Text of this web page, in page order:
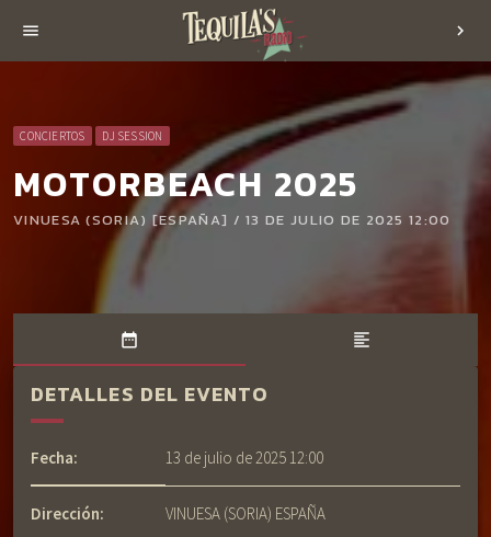
menu chevron_right
CONCIERTOS DJ SESSION
MOTORBEACH 2025
VINUESA (SORIA) [ESPAÑA] / 13 DE JULIO DE 2025 12:00
date_range format_align_left
DETALLES DEL EVENTO
Fecha: 13 de julio de 2025 12:00
Dirección: VINUESA (SORIA) ESPAÑA